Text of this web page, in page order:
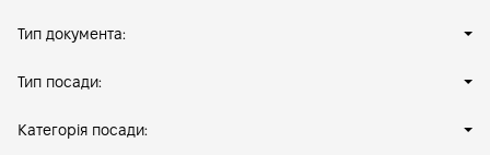
Тип документа:
Тип посади:
Категорія посади: